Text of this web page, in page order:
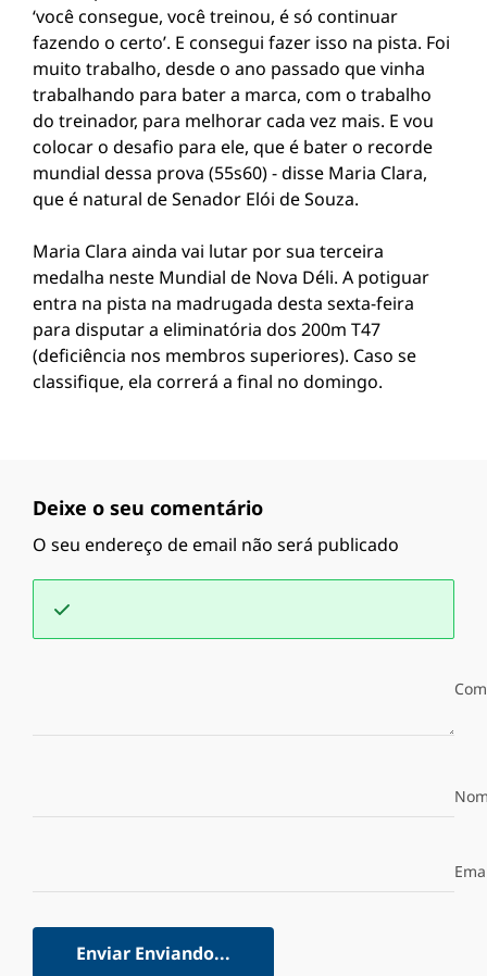
‘você consegue, você treinou, é só continuar
fazendo o certo’. E consegui fazer isso na pista. Foi
muito trabalho, desde o ano passado que vinha
trabalhando para bater a marca, com o trabalho
do treinador, para melhorar cada vez mais. E vou
colocar o desafio para ele, que é bater o recorde
mundial dessa prova (55s60) - disse Maria Clara,
que é natural de Senador Elói de Souza.
Maria Clara ainda vai lutar por sua terceira
medalha neste Mundial de Nova Déli. A potiguar
entra na pista na madrugada desta sexta-feira
para disputar a eliminatória dos 200m T47
(deficiência nos membros superiores). Caso se
classifique, ela correrá a final no domingo.
Deixe o seu comentário
O seu endereço de email não será publicado
Enviar Enviando...